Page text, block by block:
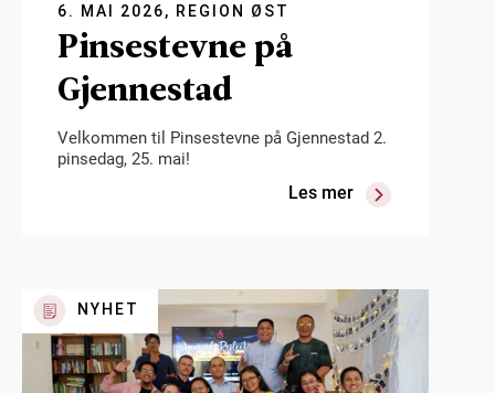
6. MAI 2026, REGION ØST
Pinsestevne på
Gjennestad
Velkommen til Pinsestevne på Gjennestad 2.
pinsedag, 25. mai!
Les mer
NYHET